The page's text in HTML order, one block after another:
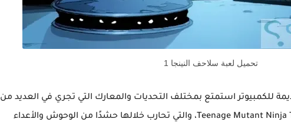
تحميل لعبة سلاحف النينجا 1
للكمبيوتر استمتع بمختلف التحديات والمعارك التي تجري في العديد من
المناطق المختلفة مع لعبة Teenage Mutant Ninja Turtles 1، والتي تحارب خلالها حشدًا من الوحوش والأعداء